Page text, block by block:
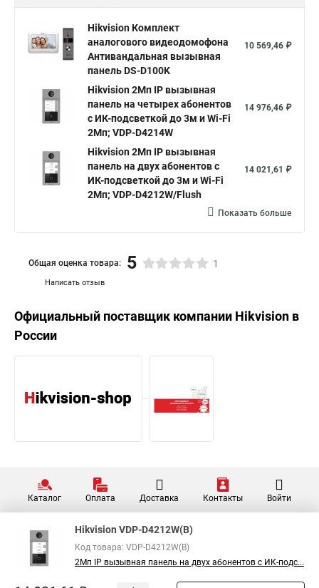
Hikvision Комплект
аналогового видеодомофона
Антивандальная вызывная
панель DS-D100K
10 569,46 ₽
Hikvision 2Мп IP вызывная
панель на четырех абонентов
с ИК-подсветкой до 3м и Wi-Fi
2Мп; VDP-D4214W
14 976,46 ₽
Hikvision 2Мп IP вызывная
панель на двух абонентов с
ИК-подсветкой до 3м и Wi-Fi
2Мп; VDP-D4212W/Flush
14 021,61 ₽
Показать больше
Написать отзыв
Общая оценка товара: 5 1
Официальный поставщик компании Hikvision в
России
Каталог Оплата Доставка Контакты Войти
Hikvision VDP-D4212W(B)
Код товара: VDP-D4212W(B)
2Мп IP вызывная панель на двух абонентов с ИК-подс...